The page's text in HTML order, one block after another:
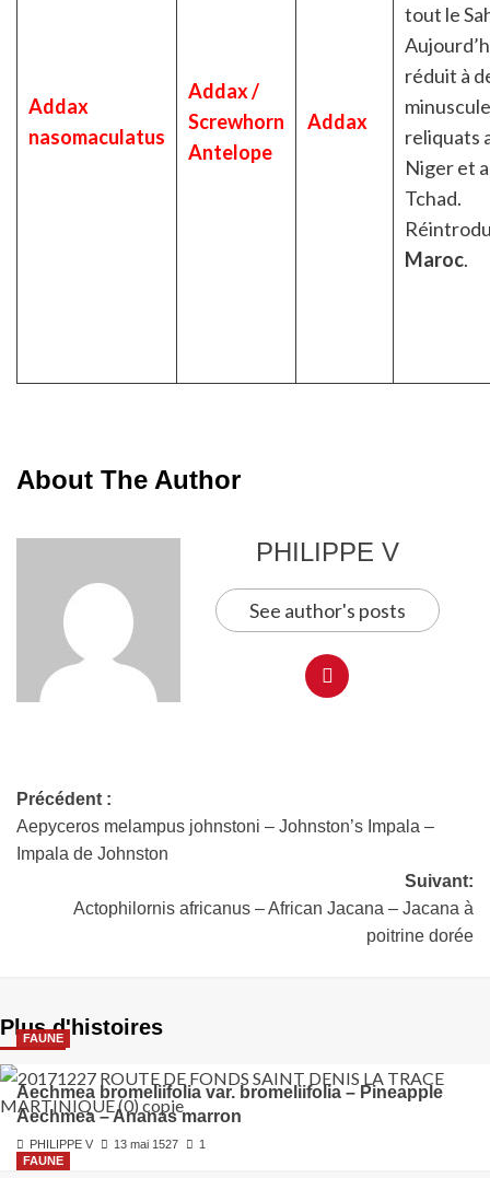
Addax
nasomaculatus
Addax /
Screwhorn
Antelope
Addax
tout le
réduit à
reliquats
Niger et
Tchad.
Maroc.
About The Author
PHILIPPE V
See author's posts
Précédent :
Aepyceros melampus johnstoni – Johnston’s Impala –
Impala de Johnston
Suivant:
Actophilornis africanus – African Jacana – Jacana à
poitrine dorée
Plus d'histoires
FAUNE
Aechmea bromeliifolia var. bromeliifolia – Pineapple
Aechmea – Ananas marron
PHILIPPE V 13 mai 1527
1
FAUNE